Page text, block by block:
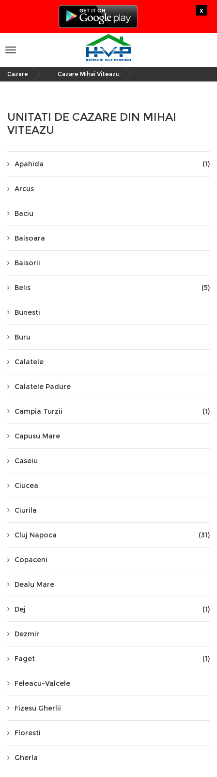
x
Toggle
navigation
Cazare Cazare Mihai Viteazu
UNITATI DE CAZARE DIN MIHAI
VITEAZU
Apahida (1)
Arcus
Baciu
Baisoara
Baisorii
Belis (5)
Bunesti
Buru
Calatele
Calatele Padure
Campia Turzii (1)
Capusu Mare
Caseiu
Ciucea
Ciurila
Cluj Napoca (31)
Copaceni
Dealu Mare
Dej (1)
Dezmir
Faget (1)
Feleacu-Valcele
Fizesu Gherlii
Floresti
Gherla